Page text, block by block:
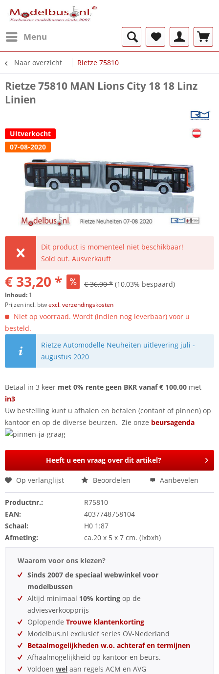
Menu
Naar overzicht Rietze 75810
Rietze 75810 MAN Lions City 18 18 Linz
Linien
UItverkocht
07-08-2020
Dit product is momenteel niet beschikbaar!
Sold out. Ausverkauft
€ 33,20 * € 36,90 * (10,03% bespaard)
Inhoud: 1
Prijzen incl. btwexcl. verzendingskosten
Niet op voorraad. Wordt (indien nog leverbaar) voor u
besteld.
Rietze Automodelle Neuheiten uitlevering juli -
augustus 2020
Betaal in 3 keer met 0% rente geen BKR vanaf € 100,00 met
in3
Uw bestelling kunt u afhalen en betalen (contant of pinnen) op
kantoor en op de diverse beurzen. Zie onze beursagenda
Heeft u een vraag over dit artikel?
Op verlanglijst Beoordelen Aanbevelen
Productnr.:
R75810
EAN:
4037748758104
Schaal:
H0 1:87
Afmeting:
ca.20 x 5 x 7 cm. (lxbxh)
Waarom voor ons kiezen?
Sinds 2007 de speciaal webwinkel voor
modelbussen
Altijd minimaal 10% korting op de
adviesverkoopprijs
Oplopende Trouwe klantenkorting
Modelbus.nl exclusief series OV-Nederland
Betaalmogelijkheden w.o. achteraf en termijnen
Afhaalmogelijkheid op kantoor en beurs.
Voldoen wel aan regels ACM en AVG